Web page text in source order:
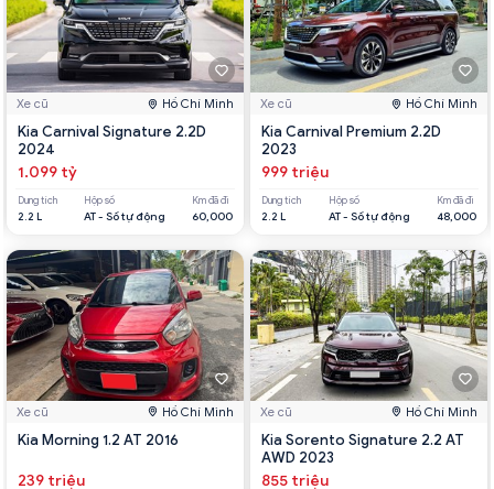
Xe cũ Hồ Chí Minh
Kia Carnival Signature 2.2D
2024
1.099 tỷ
Dung tích
2.2 L
Hộp số
AT - Số tự động
Km đã đi
60,000
Xe cũ Hồ Chí Minh
Kia Morning 1.2 AT 2016
239 triệu
Xe cũ Hồ Chí Minh
Kia Carnival Premium 2.2D
2023
999 triệu
Dung tích
2.2 L
Hộp số
AT - Số tự động
Km đã đi
48,000
Xe cũ Hồ Chí Minh
Kia Sorento Signature 2.2 AT
AWD 2023
855 triệu